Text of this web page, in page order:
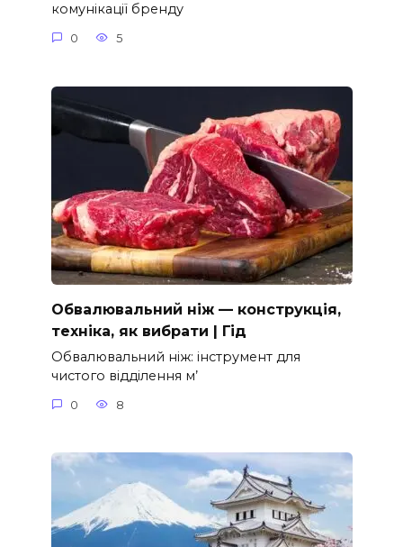
комунікації бренду
0 5
Обвалювальний ніж — конструкція,
техніка, як вибрати | Гід
Обвалювальний ніж: інструмент для
чистого відділення м’
0 8